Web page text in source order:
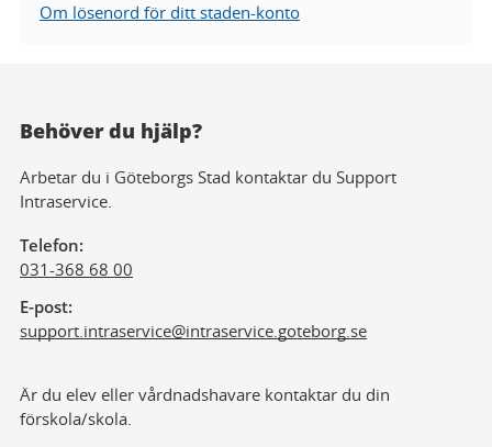
Om lösenord för ditt staden-konto
Behöver du hjälp?
Arbetar du i Göteborgs Stad kontaktar du Support
Intraservice.
Telefon
031-368 68 00
E-post
support.intraservice@intraservice.goteborg.se
Är du elev eller vårdnadshavare kontaktar du din
förskola/skola.